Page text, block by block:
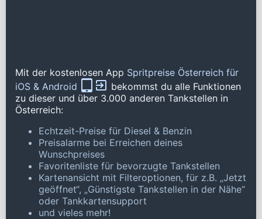
Mit der kostenlosen App Spritpreise Österreich für
iOS & Android
bekommst du alle Funktionen
zu dieser und über 3.000 anderen Tankstellen in
Österreich:
Echtzeit-Preise für Diesel & Benzin
Preisalarme bei Erreichen deines
Wunschpreises
Favoritenliste für bevorzugte Tankstellen
Kartenansicht mit Filteroptionen, für z.B. „Jetzt
geöffnet“, „Günstigste Tankstellen in der Nähe“
oder Tankkartensupport
und vieles mehr!